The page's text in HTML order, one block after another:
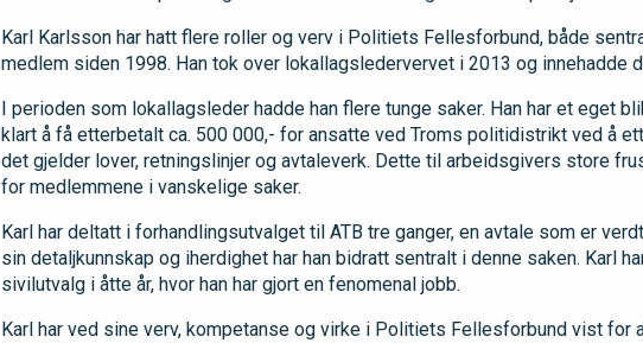
Karl Karlsson har hatt flere roller og verv i Politiets Fellesforbund, både
medlem siden 1998. Han tok over lokallagsledervervet i 2013 og innehadde
I perioden som lokallagsleder hadde han flere tunge saker. Han har et eget
klart å få etterbetalt ca. 500 000,- for ansatte ved Troms politidistrikt ved å
det gjelder lover, retningslinjer og avtaleverk. Dette til arbeidsgivers store
for medlemmene i vanskelige saker.
Karl har deltatt i forhandlingsutvalget til ATB tre ganger, en avtale som er
sin detaljkunnskap og iherdighet har han bidratt sentralt i denne saken. Karl
sivilutvalg i åtte år, hvor han har gjort en fenomenal jobb.
Karl har ved sine verv, kompetanse og virke i Politiets Fellesforbund vist for